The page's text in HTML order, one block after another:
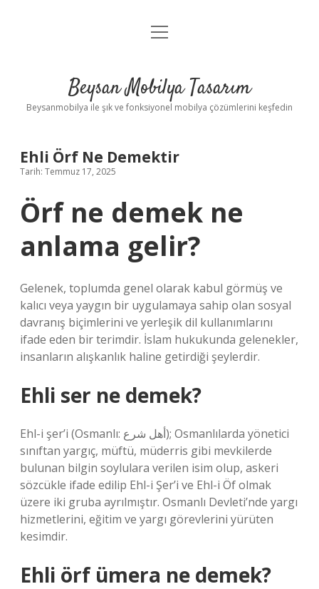
Anasayfa
Yasal Uyarı
menüyü
Beysan Mobilya Tasarım
Beysanmobilya ile şık ve fonksiyonel mobilya çözümlerini keşfedin
Ehli Örf Ne Demektir
Tarih: Temmuz 17, 2025
Örf ne demek ne
anlama gelir?
Gelenek, toplumda genel olarak kabul görmüş ve
kalıcı veya yaygın bir uygulamaya sahip olan sosyal
davranış biçimlerini ve yerleşik dil kullanımlarını
ifade eden bir terimdir. İslam hukukunda gelenekler,
insanların alışkanlık haline getirdiği şeylerdir.
Ehli ser ne demek?
Ehl-i şer’i (Osmanlı: أهل شرع); Osmanlılarda yönetici
sınıftan yargıç, müftü, müderris gibi mevkilerde
bulunan bilgin soylulara verilen isim olup, askeri
sözcükle ifade edilip Ehl-i Şer’i ve Ehl-i Öf olmak
üzere iki gruba ayrılmıştır. Osmanlı Devleti’nde yargı
hizmetlerini, eğitim ve yargı görevlerini yürüten
kesimdir.
Ehli örf ümera ne demek?